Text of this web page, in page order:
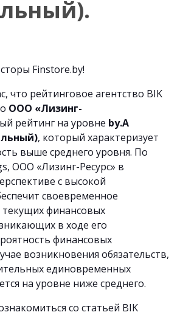
Finstore.by!
что рейтинговое агентство BIK
ООО «Лизинг-
рейтинг на уровне by.А
, который характеризует
выше среднего уровня. По
ООО «Лизинг-Ресурс» в
с высокой
своевременное
финансовых
в ходе его
финансовых
возникновения обязательств,
единовременных
на уровне ниже среднего.
со статьей BIK